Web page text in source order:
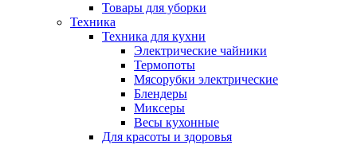
Товары для уборки
Техника
Техника для кухни
Электрические чайники
Термопоты
Мясорубки электрические
Блендеры
Миксеры
Весы кухонные
Для красоты и здоровья